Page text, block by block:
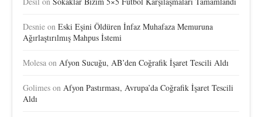
Desnie on Eski Eşini Öldüren İnfaz Muhafaza Memuruna
Ağırlaştırılmış Mahpus İstemi
Molesa on Afyon Sucuğu, AB’den Coğrafik İşaret Tescili Aldı
Golimes on Afyon Pastırması, Avrupa’da Coğrafik İşaret Tescili
Aldı